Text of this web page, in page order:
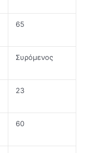
65
Συρόμενος
23
60